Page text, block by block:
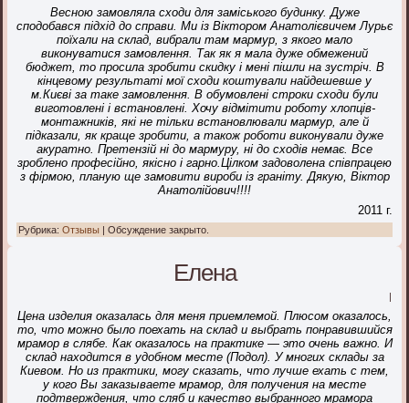
Весною замовляла сходи для заміського будинку. Дуже
сподобався підхід до справи. Ми із Віктором Анатолієвичем Лурьє
поїхали на склад, вибрали там мармур, з якого мало
виконуватися замовлення. Так як я мала дуже обмежений
бюджет, то просила зробити скидку і мені пішли на зустріч. В
кінцевому результаті мої сходи коштували найдешевше у
м.Києві за таке замовлення. В обумовлені строки сходи були
виготовлені і встановлені. Хочу відмітити роботу хлопців-
монтажників, які не тільки встановлювали мармур, але й
підказали, як краще зробити, а також роботи виконували дуже
акуратно. Претензій ні до мармуру, ні до сходів немає. Все
зроблено професійно, якісно і гарно.Цілком задоволена співпрацею
з фірмою, планую ще замовити вироби із граніту. Дякую, Віктор
Анатолійович!!!!
2011 г.
Рубрика: Отзывы | Обсуждение закрыто.
Елена
|
Цена изделия оказалась для меня приемлемой. Плюсом оказалось,
то, что можно было поехать на склад и выбрать понравившийся
мрамор в слябе. Как оказалось на практике — это очень важно. И
склад находится в удобном месте (Подол). У многих склады за
Киевом. Но из практики, могу сказать, что лучше ехать с тем,
у кого Вы заказываете мрамор, для получения на месте
подтверждения, что сляб и качество выбранного мрамора